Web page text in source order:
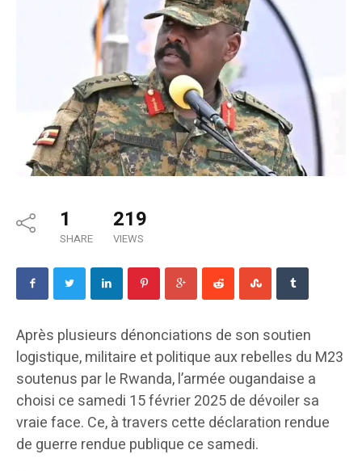
1
SHARE
219
VIEWS
Après plusieurs dénonciations de son soutien
logistique, militaire et politique aux rebelles du M23
soutenus par le Rwanda, l’armée ougandaise a
choisi ce samedi 15 février 2025 de dévoiler sa
vraie face. Ce, à travers cette déclaration rendue
de guerre rendue publique ce samedi.